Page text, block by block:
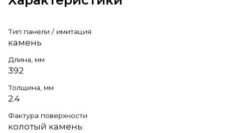
Тип панели / имитация
камень
Длина, мм
392
Толщина, мм
2.4
Фактура поверхности
колотый камень